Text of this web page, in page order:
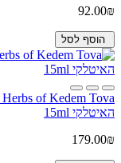
92.00₪
הוסף לסל
האיטלקי 15ml
179.00₪